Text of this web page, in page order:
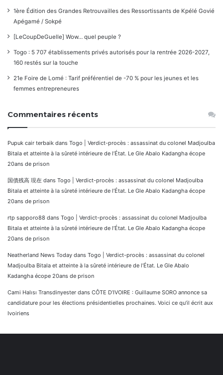
1ère Édition des Grandes Retrouvailles des Ressortissants de Kpélé Govié
Apégamé / Sokpé
[LeCoupDeGuelle] Wow… quel peuple ?
Togo : 5 707 établissements privés autorisés pour la rentrée 2026-2027,
160 restés sur la touche
21e Foire de Lomé : Tarif préférentiel de -70 % pour les jeunes et les
femmes entrepreneures
Commentaires récents
Pupuk cair terbaik dans Togo | Verdict-procès : assassinat du colonel Madjoulba
Bitala et atteinte à la sûreté intérieure de l’État. Le Gle Abalo Kadangha écope
20ans de prison
国債残高 現在 dans Togo | Verdict-procès : assassinat du colonel Madjoulba
Bitala et atteinte à la sûreté intérieure de l’État. Le Gle Abalo Kadangha écope
20ans de prison
rtp sapporo88 dans Togo | Verdict-procès : assassinat du colonel Madjoulba
Bitala et atteinte à la sûreté intérieure de l’État. Le Gle Abalo Kadangha écope
20ans de prison
Neatherland News Today dans Togo | Verdict-procès : assassinat du colonel
Madjoulba Bitala et atteinte à la sûreté intérieure de l’État. Le Gle Abalo
Kadangha écope 20ans de prison
Cami Halısı Transdinyester dans CÔTE D’IVOIRE : Guillaume SORO annonce sa
candidature pour les élections présidentielles prochaines. Voici ce qu’il écrit aux
Ivoiriens